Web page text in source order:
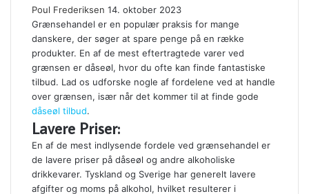
Poul Frederiksen 14. oktober 2023
Grænsehandel er en populær praksis for mange
danskere, der søger at spare penge på en række
produkter. En af de mest eftertragtede varer ved
grænsen er dåseøl, hvor du ofte kan finde fantastiske
tilbud. Lad os udforske nogle af fordelene ved at handle
over grænsen, især når det kommer til at finde gode
dåseøl tilbud.
Lavere Priser:
En af de mest indlysende fordele ved grænsehandel er
de lavere priser på dåseøl og andre alkoholiske
drikkevarer. Tyskland og Sverige har generelt lavere
afgifter og moms på alkohol, hvilket resulterer i